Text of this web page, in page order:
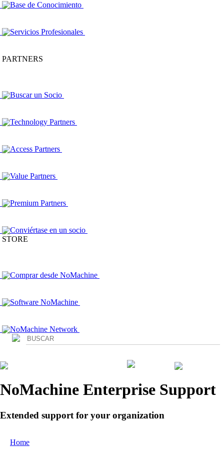
Base de Conocimiento
Servicios Profesionales
PARTNERS
Buscar un Socio
Technology Partners
Access Partners
Value Partners
Premium Partners
Conviértase en un socio
STORE
Comprar desde NoMachine
Software NoMachine
NoMachine Network
NoMachine Enterprise Support
Extended support for your organization
Home